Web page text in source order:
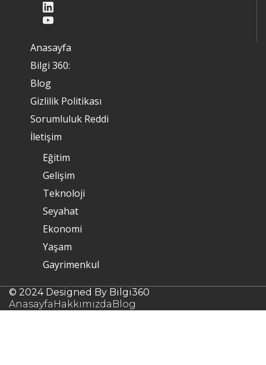
Anasayfa
Bilgi 360:
Blog
Gizlilik Politikası
Sorumluluk Reddi
İletişim
Eğitim
Gelişim
Teknoloji
Seyahat
Ekonomi
Yaşam
Gayrimenkul
© 2024 Designed By Bilgi360
Anasayfa Hakkımızda Blog